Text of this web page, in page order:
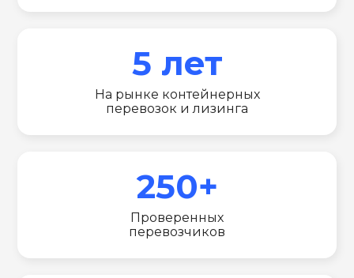
5 лет
На рынке контейнерных
перевозок и лизинга
250+
Проверенных
перевозчиков